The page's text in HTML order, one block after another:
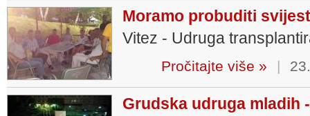
Moramo probuditi
Vitez - Udruga
Pročitajte više » |
Grudska udruga mladih